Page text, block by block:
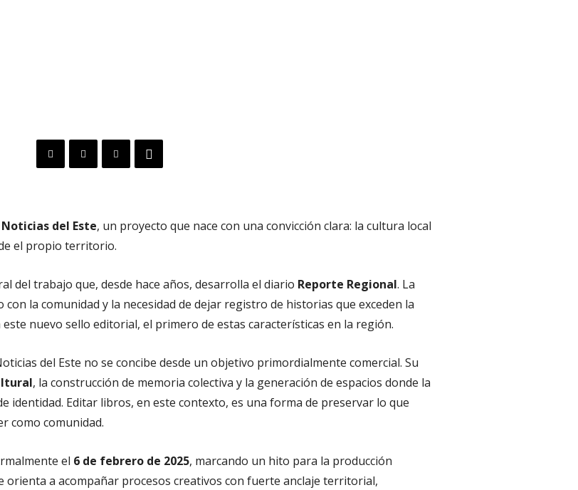
del Este, un proyecto que nace con una convicción clara: la cultura local
el propio territorio.
del trabajo que, desde hace años, desarrolla el diario Reporte Regional. La
la comunidad y la necesidad de dejar registro de historias que exceden la
nuevo sello editorial, el primero de estas características en la región.
del Este no se concibe desde un objetivo primordialmente comercial. Su
, la construcción de memoria colectiva y la generación de espacios donde la
identidad. Editar libros, en este contexto, es una forma de preservar lo que
como comunidad.
el 6 de febrero de 2025, marcando un hito para la producción
orienta a acompañar procesos creativos con fuerte anclaje territorial,